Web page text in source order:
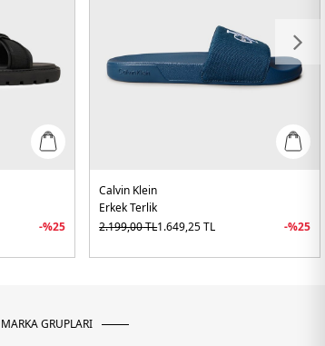
-%25
Calvin Klein
Erkek Terlik
2.199,00TL1.649,25TL -%25
MARKA GRUPLARI